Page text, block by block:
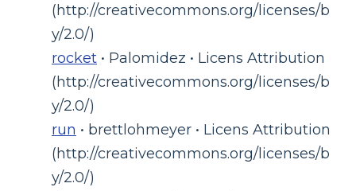
(http://creativecommons.org/licenses/b
y/2.0/)
rocket • Palomidez • Licens Attribution
(http://creativecommons.org/licenses/b
y/2.0/)
run • brettlohmeyer • Licens Attribution
(http://creativecommons.org/licenses/b
y/2.0/)